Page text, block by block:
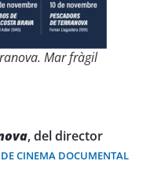
Mar fràgil
, del director
DE CINEMA DOCUMENTAL